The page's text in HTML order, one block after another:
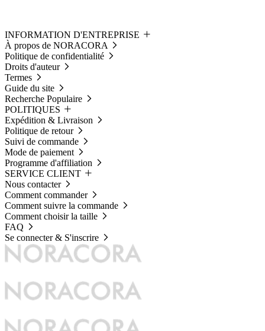
INFORMATION D'ENTREPRISE
À propos de NORACORA
Politique de confidentialité
Droits d'auteur
Termes
Guide du site
Recherche Populaire
POLITIQUES
Expédition & Livraison
Politique de retour
Suivi de commande
Mode de paiement
Programme d'affiliation
SERVICE CLIENT
Nous contacter
Comment commander
Comment suivre la commande
Comment choisir la taille
FAQ
Se connecter & S'inscrire